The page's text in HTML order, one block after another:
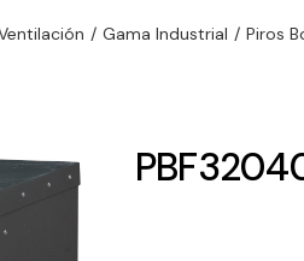
y
de
y
Ventilación
ventilación
/ Gama Industrial / Piros